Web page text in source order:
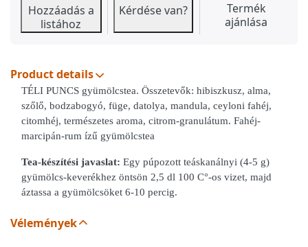
Hozzáadás a
listához
Kérdése van?
Termék
ajánlása
Product details
TÉLI PUNCS gyümölcstea. Összetevők: hibiszkusz, alma,
szőlő, bodzabogyó, füge, datolya, mandula, ceyloni fahéj,
citomhéj, természetes aroma, citrom-granulátum. Fahéj-
marcipán-rum ízű gyümölcstea
Tea-készítési javaslat: Egy púpozott teáskanálnyi (4-5 g)
gyümölcs-keverékhez öntsön 2,5 dl 100 C°-os vizet, majd
áztassa a gyümölcsöket 6-10 percig.
Vélemények